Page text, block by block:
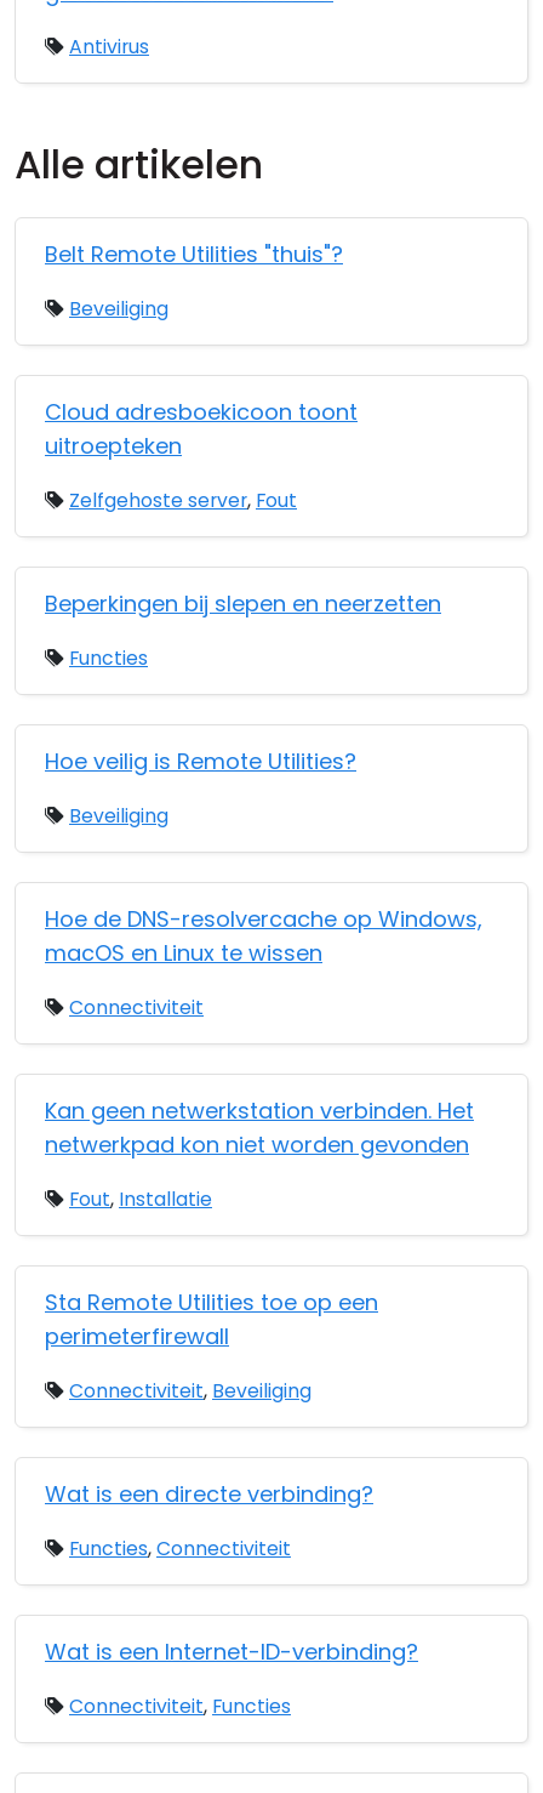
Antivirus
Alle artikelen
Belt Remote Utilities "thuis"?
Beveiliging
Cloud adresboekicoon toont
uitroepteken
Zelfgehoste server, Fout
Beperkingen bij slepen en neerzetten
Functies
Hoe veilig is Remote Utilities?
Beveiliging
Hoe de DNS-resolvercache op Windows,
macOS en Linux te wissen
Connectiviteit
Kan geen netwerkstation verbinden. Het
netwerkpad kon niet worden gevonden
Fout, Installatie
Sta Remote Utilities toe op een
perimeterfirewall
Connectiviteit, Beveiliging
Wat is een directe verbinding?
Functies,Connectiviteit
Wat is een Internet-ID-verbinding?
Connectiviteit, Functies